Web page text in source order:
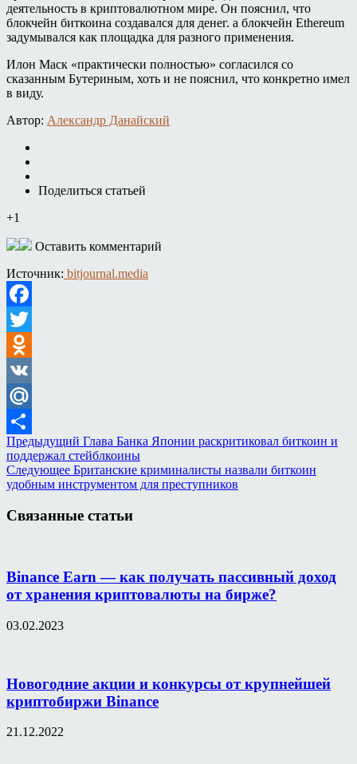
деятельность в криптовалютном мире. Он пояснил, что
блокчейн биткоина создавался для денег. а блокчейн Ethereum
задумывался как площадка для разного применения.
Илон Маск «практически полностью» согласился со
сказанным Бутериным, хоть и не пояснил, что конкретно имел
в виду.
Автор: Александр Данайский
Поделиться статьей
+1
Оставить комментарий
Источник: bitjournal.media
Facebook
Twitter
Odnoklassniki
VK
Mail.Ru
Отправить
Предыдущий Глава Банка Японии раскритиковал биткоин и
поддержал стейблкоины
Следующее Британские криминалисты назвали биткоин
удобным инструментом для преступников
Связанные статьи
Binance Earn — как получать пассивный доход
от хранения криптовалюты на бирже?
03.02.2023
Новогодние акции и конкурсы от крупнейшей
криптобиржи Binance
21.12.2022